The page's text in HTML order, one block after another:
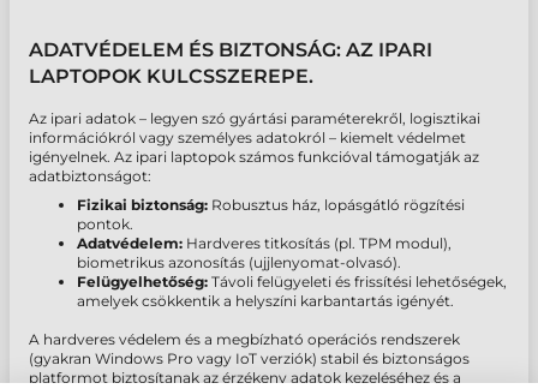
ADATVÉDELEM ÉS BIZTONSÁG: AZ IPARI
LAPTOPOK KULCSSZEREPE.
Az ipari adatok – legyen szó gyártási paraméterekről, logisztikai
információkról vagy személyes adatokról – kiemelt védelmet
igényelnek. Az ipari laptopok számos funkcióval támogatják az
adatbiztonságot:
Fizikai biztonság: Robusztus ház, lopásgátló rögzítési
pontok.
Adatvédelem: Hardveres titkosítás (pl. TPM modul),
biometrikus azonosítás (ujjlenyomat-olvasó).
Felügyelhetőség: Távoli felügyeleti és frissítési lehetőségek,
amelyek csökkentik a helyszíni karbantartás igényét.
A hardveres védelem és a megbízható operációs rendszerek
(gyakran Windows Pro vagy IoT verziók) stabil és biztonságos
platformot biztosítanak az érzékeny adatok kezeléséhez és a